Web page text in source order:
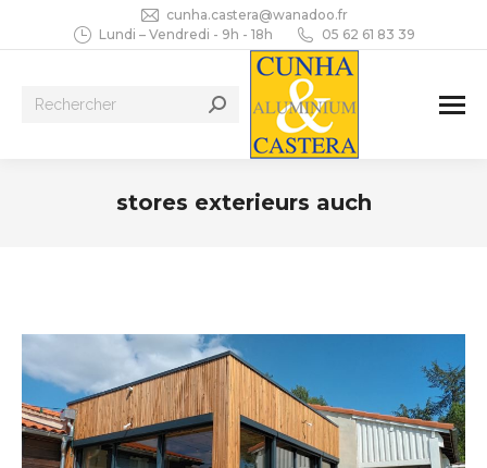
cunha.castera@wanadoo.fr
Lundi – Vendredi - 9h - 18h
05 62 61 83 39
Recherche
stores exterieurs auch